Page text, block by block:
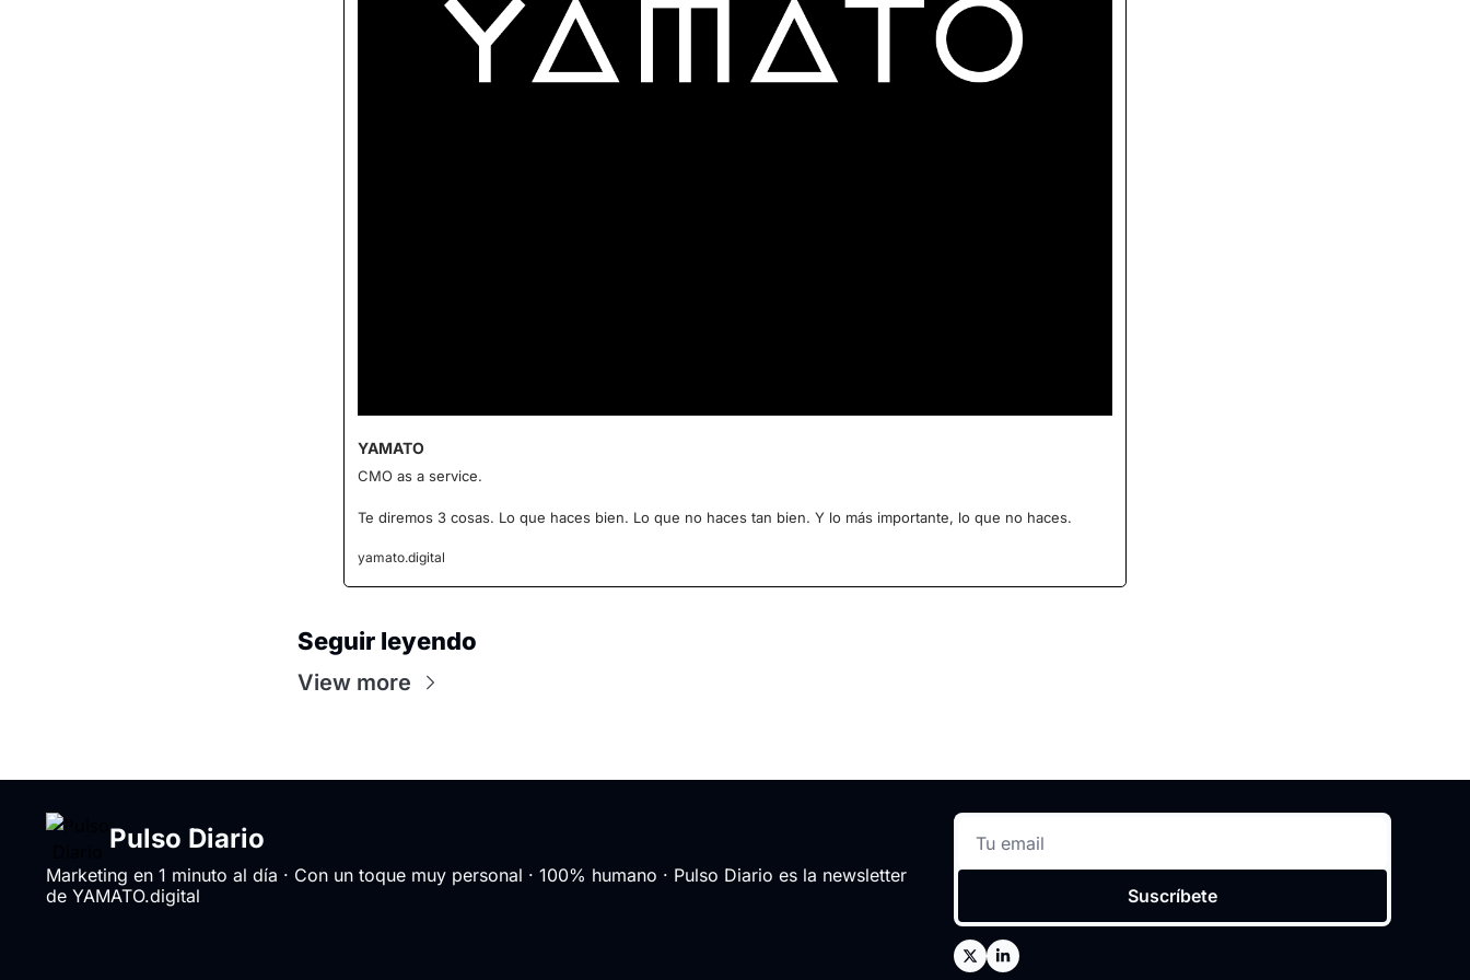
YAMATO
CMO as a service.
Te diremos 3 cosas. Lo que haces bien. Lo que no haces tan bien. Y lo más importante, lo que no haces.
yamato.digital
Seguir leyendo
View more
Pulso Diario
Marketing en 1 minuto al día · Con un toque muy personal · 100% humano · Pulso Diario es la newsletter
de YAMATO.digital
Suscríbete